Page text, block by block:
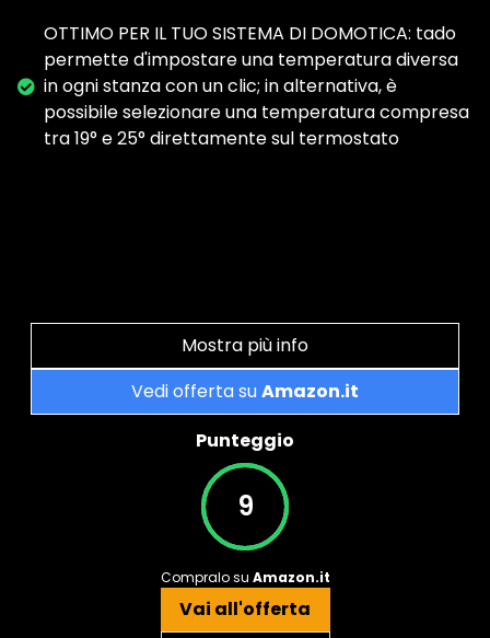
OTTIMO PER IL TUO SISTEMA DI DOMOTICA: tado
permette d'impostare una temperatura diversa
in ogni stanza con un clic; in alternativa, è
possibile selezionare una temperatura compresa
tra 19° e 25° direttamente sul termostato
Mostra più info
Vedi offerta suAmazon.it
Punteggio
9
Compralo su Amazon.it
Vai all'offerta